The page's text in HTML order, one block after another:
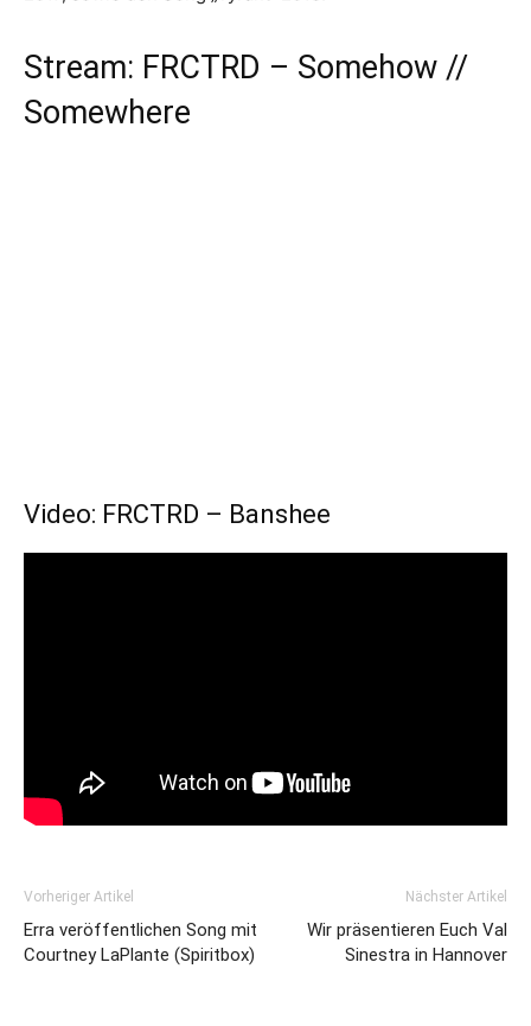
Stream: FRCTRD – Somehow //
Somewhere
Video: FRCTRD – Banshee
Vorheriger Artikel
Erra veröffentlichen Song mit
Courtney LaPlante (Spiritbox)
Nächster Artikel
Wir präsentieren Euch Val
Sinestra in Hannover